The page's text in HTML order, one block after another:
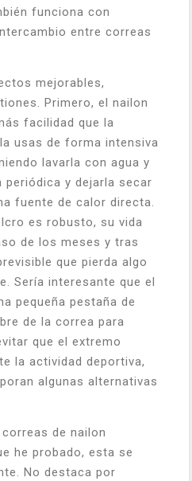
funciona con
entre correas
mejorables,
Primero, el nailon
facilidad que la
usas de forma intensiva
lavarla con agua y
y dejarla secar
fuente de calor directa.
es robusto, su vida
de los meses y tras
que pierda algo
Sería interesante que el
pequeña pestaña de
de la correa para
que el extremo
la actividad deportiva,
algunas alternativas
de nailon
he probado, esta se
No destaca por